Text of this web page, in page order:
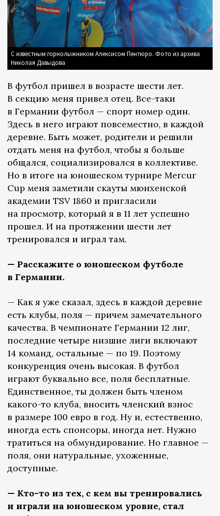
С известным горнолыжником Алексисом Пентюро. Фото из архива
Николая Давыдова
В футбол пришел в возрасте шести лет.
В секцию меня привел отец. Все-таки
в Германии футбол — спорт номер один.
Здесь в него играют повсеместно, в каждой
деревне. Быть может, родители и решили
отдать меня на футбол, чтобы я больше
общался, социализировался в коллективе.
Но в итоге на юношеском турнире Mercur
Cup меня заметили скауты мюнхенской
академии TSV 1860 и пригласили
на просмотр, который я в 11 лет успешно
прошел. И на протяжении шести лет
тренировался и играл там.
— Расскажите о юношеском футболе
в Германии.
— Как я уже сказал, здесь в каждой деревне
есть клубы, поля — причем замечательного
качества. В чемпионате Германии 12 лиг,
последние четыре низшие лиги включают
14 команд, остальные — по 19. Поэтому
конкуренция очень высокая. В футбол
играют буквально все, поля бесплатные.
Единственное, ты должен быть членом
какого-то клуба, вносить членский взнос
в размере 100 евро в год. Ну и, естественно,
иногда есть спонсоры, иногда нет. Нужно
тратиться на обмундирование. Но главное —
поля, они натуральные, ухоженные,
доступные.
— Кто-то из тех, с кем вы тренировались
и играли на юношеском уровне, стал